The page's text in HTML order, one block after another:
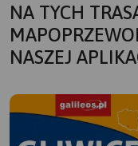
NA TYCH
NASZEJ